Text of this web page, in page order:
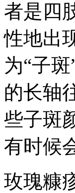
者是四
性地出
为“子
的长轴
些子斑
有时候
玫瑰糠